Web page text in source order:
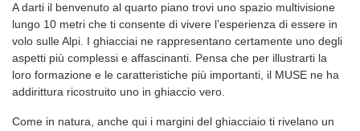
A darti il benvenuto al quarto piano trovi uno spazio multivisione
lungo 10 metri che ti consente di vivere l’esperienza di essere in
volo sulle Alpi. I ghiacciai ne rappresentano certamente uno degli
aspetti più complessi e affascinanti. Pensa che per illustrarti la
loro formazione e le caratteristiche più importanti, il MUSE ne ha
addirittura ricostruito uno in ghiaccio vero.
Come in natura, anche qui i margini del ghiacciaio ti rivelano un